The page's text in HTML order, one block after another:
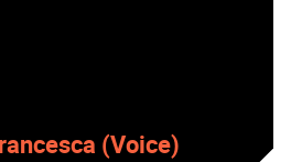
(Voice)